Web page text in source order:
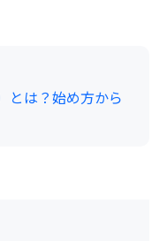
とは？始め方から